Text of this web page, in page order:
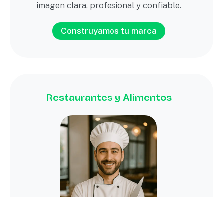
imagen clara, profesional y confiable.
Construyamos tu marca
Restaurantes y Alimentos